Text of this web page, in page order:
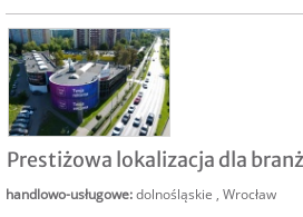
kupimy nieruchomości
nieruchomość
Prestiżowa lokalizacja dla
handlowo-usługowe:dolnośląskie , Wrocław